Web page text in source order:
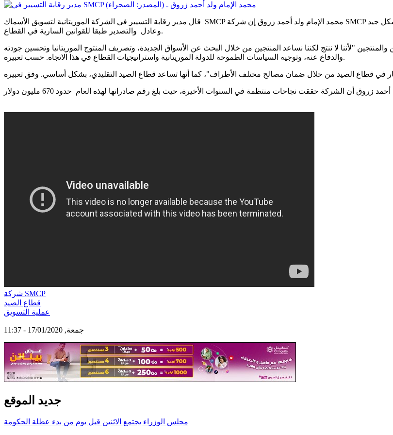
قال مدير رقابة التسيير في الشركة الموريتانية لتسويق الأسماك SMCP محمد الإمام ولد أحمد زروق إن شركة SMCP شريك لمختلف الأطراف في قطاع الصيد من أجل ضمان سير عملية التسويق بشكل جيد
وعادل والتصدير طبقا للقوانين السارية في القطاع.
"لأننا لا ننتج لكننا نساعد المنتجين من خلال البحث عن الأسواق الجديدة، وتصريف المنتوج الموريتانيا وتحسين جودته
والدفاع عنه، وتوجيه السياسات الطموحة للدولة الموريتانية واستراتيجيات القطاع في هذا الاتجاه. حسب تعبيره.
شركة SMCP
قطاع الصيد
عملية التسويق
جمعة, 17/01/2020 - 11:37
جديد الموقع
مجلس الوزراء يجتمع الاثنين قبل يوم من بدء عطلة الحكومة